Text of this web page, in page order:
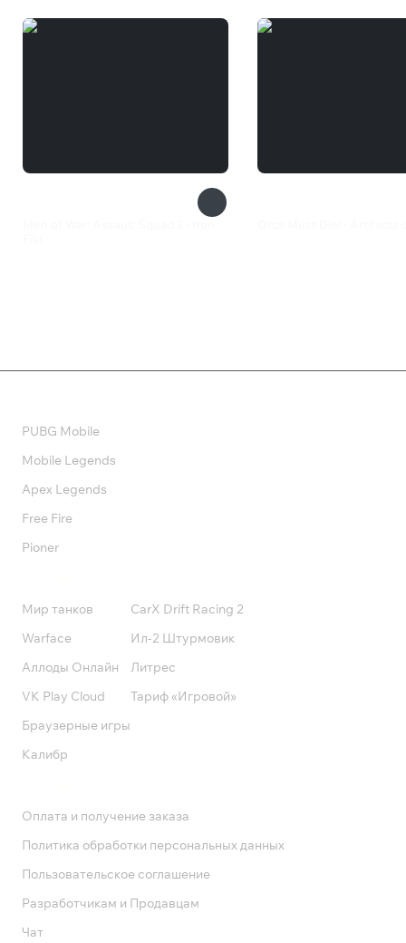
PUBG Mobile
Mobile Legends
Apex Legends
Free Fire
Pioner
Мир танков
Warface
Аллоды Онлайн
VK Play Cloud
Браузерные игры
Калибр
CarX Drift Racing 2
Ил-2 Штурмовик
Литрес
Тариф «Игровой»
Оплата и получение заказа
Политика обработки персональных данных
Пользовательское соглашение
Разработчикам и Продавцам
Чат